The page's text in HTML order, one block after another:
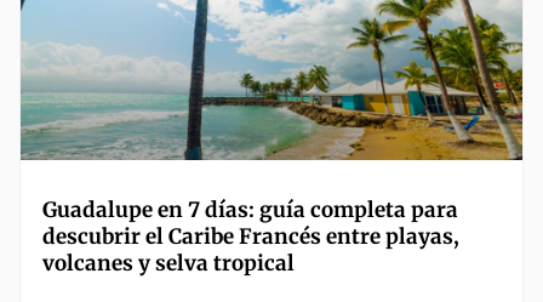
Guadalupe en 7 días: guía completa para
descubrir el Caribe Francés entre playas,
volcanes y selva tropical